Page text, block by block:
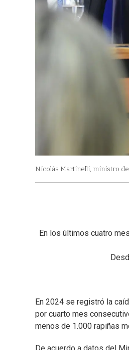
Nicolás Martinelli, ministro
En los últimos cuatro
En 2024 se registró la
por cuarto mes
menos de 1.000 rapiñas